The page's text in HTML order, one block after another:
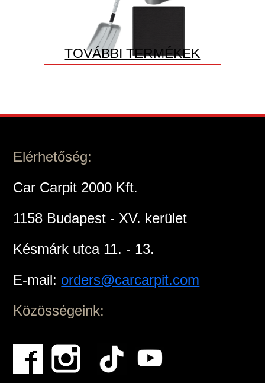
TOVÁBBI TERMÉKEK
Elérhetőség:
Car Carpit 2000 Kft.
1158 Budapest - XV. kerület
Késmárk utca 11. - 13.
E-mail: orders@carcarpit.com
Közösségeink: